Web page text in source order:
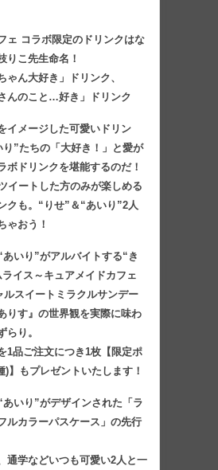
ェ コラボ限定のドリンクはな
りこ先生命名！
ゃん大好き」ドリンク、
んのこと…好き」ドリンク
イメージした可愛いドリン
り”たちの「大好き！」と愛が
ボドリンクを堪能するのだ！
イートした方のみが楽しめる
クも。“りせ”＆“あいり”2人
ゃおう！
いり”がアルバイトする“き
イス～キュアメイドカフェ
ルスイートミラクルサンデー
りす』の世界観を実際に味わ
らり。
1品ご注文につき1枚【限定ポ
)】もプレゼントいたします！
あいり”がデザインされた「ラ
ルカラーパスケース」の先行
通学などいつも可愛い2人と一